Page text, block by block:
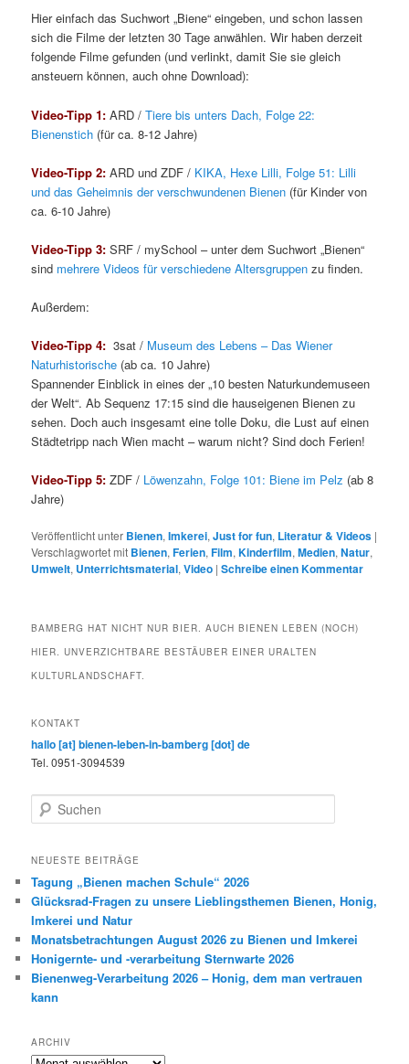
Hier einfach das Suchwort „Biene“ eingeben, und schon lassen
sich die Filme der letzten 30 Tage anwählen. Wir haben derzeit
folgende Filme gefunden (und verlinkt, damit Sie sie gleich
ansteuern können, auch ohne Download):
Video-Tipp 1: ARD /Tiere bis unters Dach, Folge 22:
Bienenstich (für ca. 8-12 Jahre)
Video-Tipp 2: ARD und ZDF / KIKA, Hexe Lilli, Folge 51: Lilli
und das Geheimnis der verschwundenen Bienen (für Kinder von
ca. 6-10 Jahre)
Video-Tipp 3: SRF / mySchool – unter dem Suchwort „Bienen“
sind mehrere Videos für verschiedene Altersgruppen zu finden.
Außerdem:
Video-Tipp 4: 3sat / Museum des Lebens – Das Wiener
Naturhistorische (ab ca. 10 Jahre)
Spannender Einblick in eines der „10 besten Naturkundemuseen
der Welt“. Ab Sequenz 17:15 sind die hauseigenen Bienen zu
sehen. Doch auch insgesamt eine tolle Doku, die Lust auf einen
Städtetripp nach Wien macht – warum nicht? Sind doch Ferien!
Video-Tipp 5: ZDF / Löwenzahn, Folge 101: Biene im Pelz (ab 8
Jahre)
Veröffentlicht unter Bienen,Imkerei,Just for fun, Literatur & Videos |
Verschlagwortet mit Bienen,Ferien,Film,Kinderfilm,Medien,Natur,
Umwelt, Unterrichtsmaterial,Video |Schreibe einen Kommentar
BAMBERG HAT NICHT NUR BIER. AUCH BIENEN LEBEN (NOCH)
HIER. UNVERZICHTBARE BESTÄUBER EINER URALTEN
KULTURLANDSCHAFT.
KONTAKT
hallo [at] bienen-leben-in-bamberg [dot] de
Tel. 0951-3094539
u
h
n
NEUESTE BEITRÄGE
Tagung „Bienen machen Schule“ 2026
Glücksrad-Fragen zu unsere Lieblingsthemen Bienen, Honig,
Imkerei und Natur
Monatsbetrachtungen August 2026 zu Bienen und Imkerei
Honigernte- und -verarbeitung Sternwarte 2026
Bienenweg-Verarbeitung 2026 – Honig, dem man vertrauen
kann
ARCHIV